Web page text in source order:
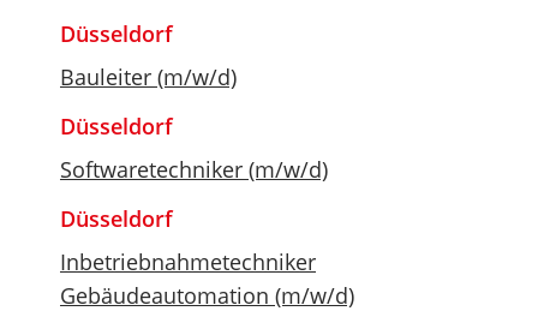
Düsseldorf
Bauleiter (m/w/d)
Düsseldorf
Softwaretechniker (m/w/d)
Düsseldorf
Inbetriebnahmetechniker
Gebäudeautomation (m/w/d)